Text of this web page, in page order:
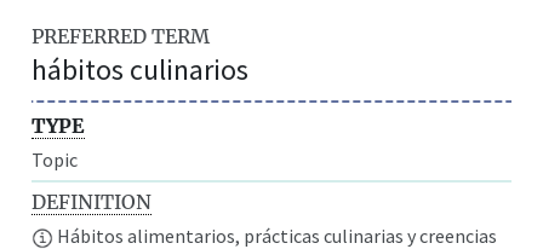
PREFERRED TERM
hábitos culinarios
TYPE
Topic
DEFINITION
Hábitos alimentarios, prácticas culinarias y creencias